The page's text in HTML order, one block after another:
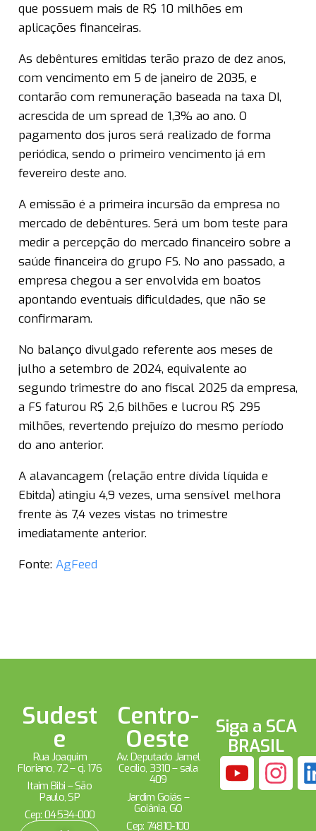
que possuem mais de R$ 10 milhões em
aplicações financeiras.
As debêntures emitidas terão prazo de dez anos,
com vencimento em 5 de janeiro de 2035, e
contarão com remuneração baseada na taxa DI,
acrescida de um spread de 1,3% ao ano. O
pagamento dos juros será realizado de forma
periódica, sendo o primeiro vencimento já em
fevereiro deste ano.
A emissão é a primeira incursão da empresa no
mercado de debêntures. Será um bom teste para
medir a percepção do mercado financeiro sobre a
saúde financeira do grupo FS. No ano passado, a
empresa chegou a ser envolvida em boatos
apontando eventuais dificuldades, que não se
confirmaram.
No balanço divulgado referente aos meses de
julho a setembro de 2024, equivalente ao
segundo trimestre do ano fiscal 2025 da empresa,
a FS faturou R$ 2,6 bilhões e lucrou R$ 295
milhões, revertendo prejuízo do mesmo período
do ano anterior.
A alavancagem (relação entre dívida líquida e
Ebitda) atingiu 4,9 vezes, uma sensível melhora
frente às 7,4 vezes vistas no trimestre
imediatamente anterior.
Fonte: AgFeed
Sudest
e
Rua Joaquim
Floriano, 72 – cj. 176
Itaim Bibi – São
Paulo, SP
Cep: 04534-000
Centro-
Oeste
Av. Deputado Jamel
Cecílio, 3310 – sala
409
Jardim Goiás –
Goiânia, GO
Cep: 74810-100
Siga a SCA
BRASIL